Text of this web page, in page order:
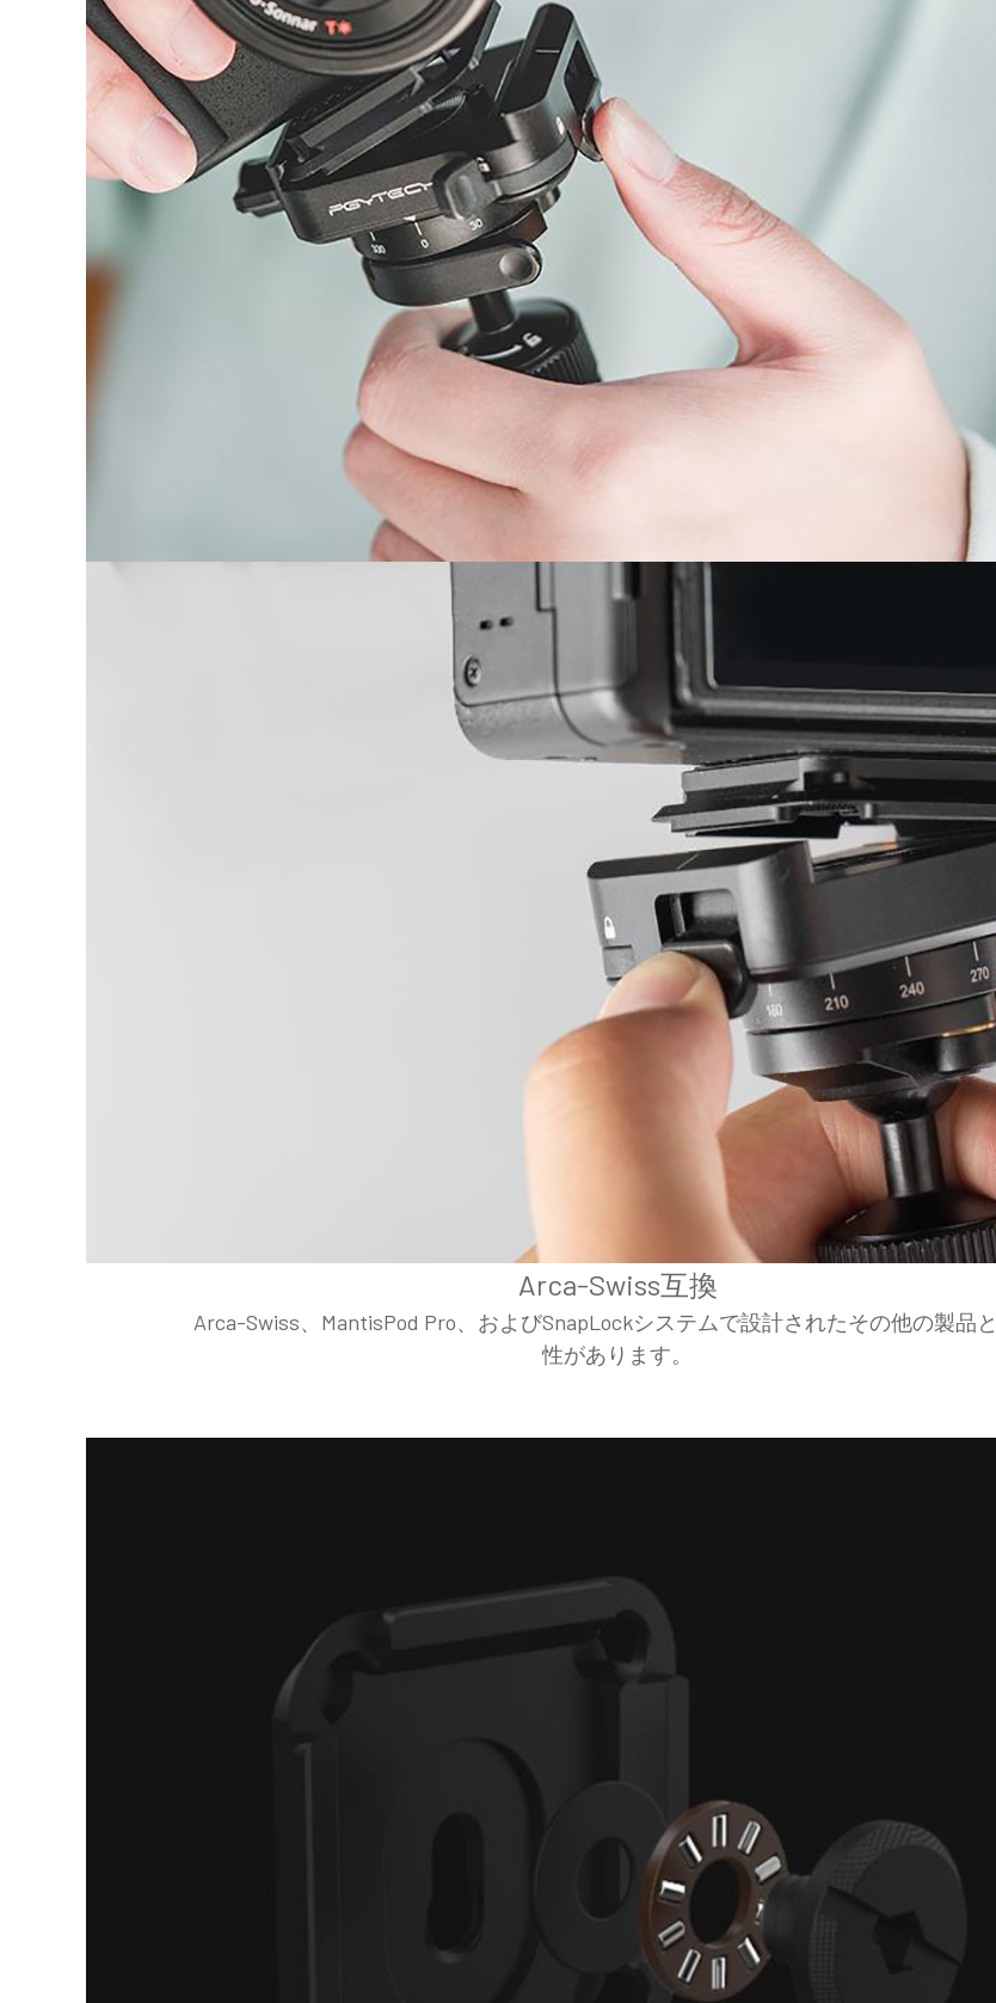
Arca-Swiss互換
Arca-Swiss、MantisPod Pro、およびSnapLockシステムで設計されたその他の製品
性があります。